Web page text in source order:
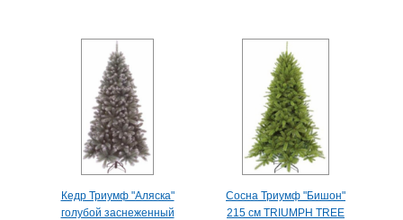
Кедр Триумф "Аляска"
голубой заснеженный
Сосна Триумф "Бишон"
215 см TRIUMPH TREE